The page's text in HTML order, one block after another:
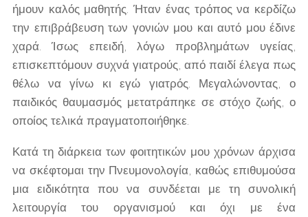
ήμουν καλός μαθητής. Ήταν ένας τρόπος να κερδίζω
την επιβράβευση των γονιών μου και αυτό μου έδινε
χαρά. Ίσως επειδή, λόγω προβλημάτων υγείας,
επισκεπτόμουν συχνά γιατρούς, από παιδί έλεγα πως
θέλω να γίνω κι εγώ γιατρός. Μεγαλώνοντας, ο
παιδικός θαυμασμός μετατράπηκε σε στόχο ζωής, ο
οποίος τελικά πραγματοποιήθηκε.
Κατά τη διάρκεια των φοιτητικών μου χρόνων άρχισα
να σκέφτομαι την Πνευμονολογία, καθώς επιθυμούσα
μια ειδικότητα που να συνδέεται με τη συνολική
λειτουργία του οργανισμού και όχι με ένα